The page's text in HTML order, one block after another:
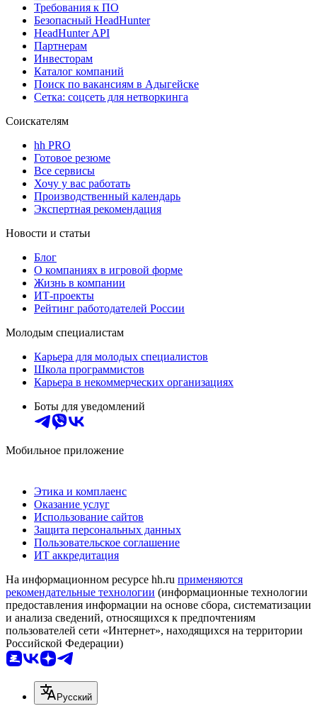
Требования к ПО
Безопасный HeadHunter
HeadHunter API
Партнерам
Инвесторам
Каталог компаний
Поиск по вакансиям в Адыгейске
Сетка: соцсеть для нетворкинга
Соискателям
hh PRO
Готовое резюме
Все сервисы
Хочу у вас работать
Производственный календарь
Экспертная рекомендация
Новости и статьи
Блог
О компаниях в игровой форме
Жизнь в компании
ИТ-проекты
Рейтинг работодателей России
Молодым специалистам
Карьера для молодых специалистов
Школа программистов
Карьера в некоммерческих организациях
Боты для уведомлений
Мобильное приложение
Этика и комплаенс
Оказание услуг
Использование сайтов
Защита персональных данных
Пользовательское соглашение
ИТ аккредитация
На информационном ресурсе hh.ru применяются
рекомендательные технологии (информационные технологии
предоставления информации на основе сбора, систематизации
и анализа сведений, относящихся к предпочтениям
пользователей сети «Интернет», находящихся на территории
Российской Федерации)
Русский